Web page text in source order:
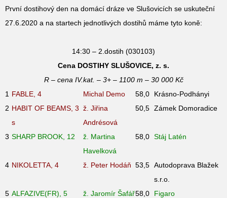
První dostihový den na domácí dráze ve Slušovicích se uskuteční
27.6.2020 a na startech jednotlivých dostihů máme tyto koně:
14:30 – 2.dostih (030103)
Cena DOSTIHY SLUŠOVICE, z. s.
R – cena IV.kat. – 3+ – 1100 m – 30 000 Kč
1 FABLE, 4 Michal Demo 58,0
Krásno-Podhányi
2 HABIT OF BEAMS, 3
s
ž. Jiřina
Andrésová
50,5 Zámek Domoradice
3 SHARP BROOK, 12
ž. Martina
Havelková
58,0 Stáj Latén
4 NIKOLETTA, 4 ž. Peter Hodáň 53,5 Autodoprava Blažek
s.r.o.
5 ALFAZIVE(FR), 5 ž. Jaromír Šafář58,0
Figaro